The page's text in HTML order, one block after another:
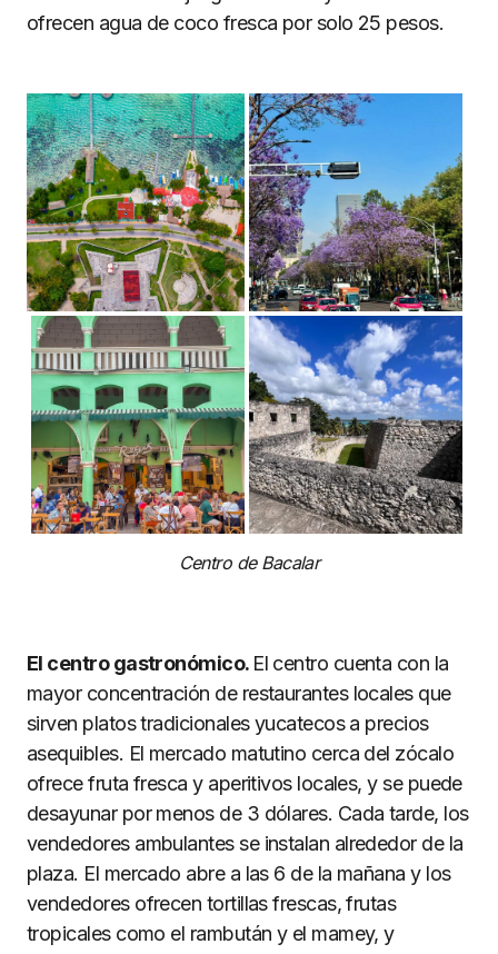
ofrecen agua de coco fresca por solo 25 pesos.
Centro de Bacalar
El centro gastronómico. El centro cuenta con la
mayor concentración de restaurantes locales que
sirven platos tradicionales yucatecos a precios
asequibles. El mercado matutino cerca del zócalo
ofrece fruta fresca y aperitivos locales, y se puede
desayunar por menos de 3 dólares. Cada tarde, los
vendedores ambulantes se instalan alrededor de la
plaza. El mercado abre a las 6 de la mañana y los
vendedores ofrecen tortillas frescas, frutas
tropicales como el rambután y el mamey, y